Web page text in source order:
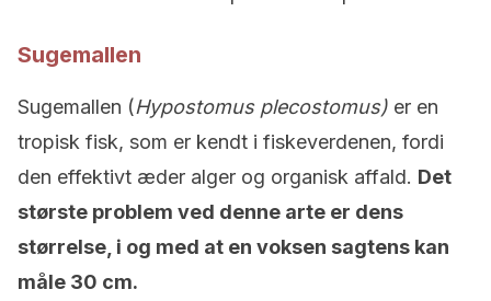
Sugemallen
Sugemallen (Hypostomus plecostomus) er en
tropisk fisk, som er kendt i fiskeverdenen, fordi
den effektivt æder alger og organisk affald. Det
største problem ved denne arte er dens
størrelse, i og med at en voksen sagtens kan
måle 30 cm.